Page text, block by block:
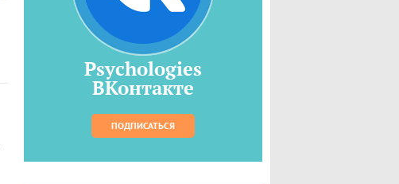
Psychologies
ВКонтакте
ПОДПИСАТЬСЯ